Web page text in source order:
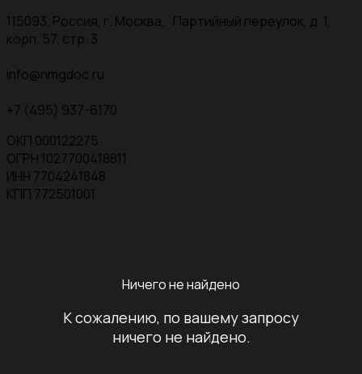
115093, Россия, г. Москва, Партийный переулок, д. 1,
корп. 57, стр. 3
info@nmgdoc.ru
+7 (495) 937-6170
ОКП 000122275
ОГРН 1027700418811
ИНН 7704241848
КПП 772501001
Ничего не найдено
К сожалению, по вашему запросу
ничего не найдено.